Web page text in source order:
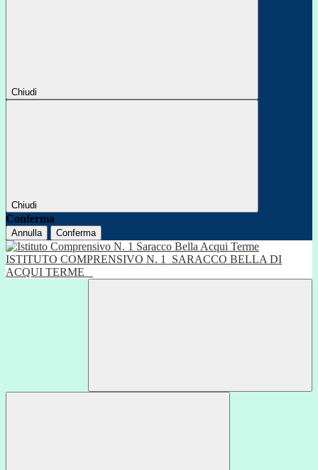
Chiudi
Chiudi
Conferma
Annulla Conferma
ISTITUTO COMPRENSIVO N. 1
SARACCO BELLA DI
ACQUI TERME